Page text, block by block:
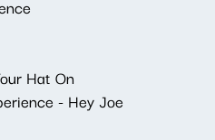
Hat On
- Hey Joe